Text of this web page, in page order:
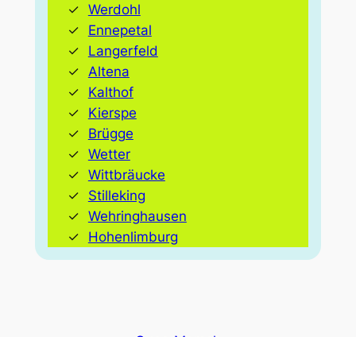
Werdohl
Ennepetal
Langerfeld
Altena
Kalthof
Kierspe
Brügge
Wetter
Wittbräucke
Stilleking
Wehringhausen
Hohenlimburg